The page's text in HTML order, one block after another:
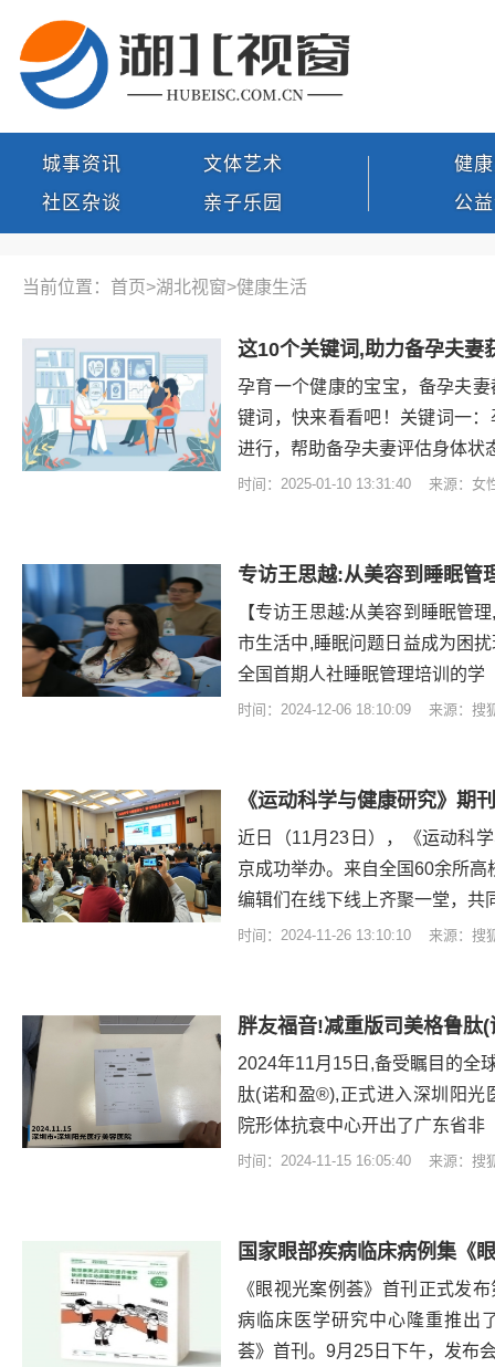
城事资讯
社区杂谈
文体艺术
亲子乐园
健
公
当前位置：首页>湖北视窗>健康生活
这10个关键词,助力备孕夫妻
孕育一个健康的宝宝，备孕夫
键词，快来看看吧！关键词一
进行，帮助备孕夫妻评估身体状
时间：2025-01-10 13:31:40 来源：女
专访王思越:从美容到睡眠管
【专访王思越:从美容到睡眠管
市生活中,睡眠问题日益成为困
全国首期人社睡眠管理培训的学
时间：2024-12-06 18:10:09 来源：搜
《运动科学与健康研究》期
近日（11月23日），《运动科
京成功举办。来自全国60余所
编辑们在线下线上齐聚一堂，共
时间：2024-11-26 13:10:10 来源：搜
2024年11月15日,备受瞩目的全
肽(诺和盈®),正式进入深圳阳光
院形体抗衰中心开出了广东省非
时间：2024-11-15 16:05:40 来源：搜
国家眼部疾病临床病例集《
《眼视光案例荟》首刊正式发
病临床医学研究中心隆重推出
荟》首刊。9月25日下午，发布